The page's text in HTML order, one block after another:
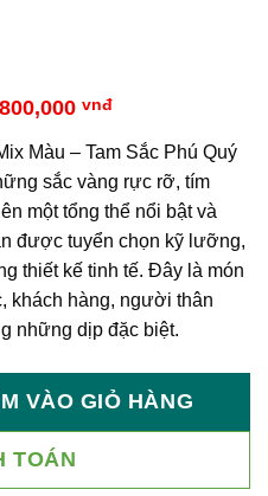
vnđ.
vnđGiá
tại
3,800,000 vnđ.
Màu – Tam Sắc Phú Quý
sắc vàng rực rỡ, tím
một tổng thể nổi bật và
được tuyển chọn kỹ lưỡng,
thiết kế tinh tế. Đây là món
khách hàng, người thân
những dịp đặc biệt.
Màu – Tam Sắc Phú Quý số
VÀO GIỎ HÀNG
TOÁN